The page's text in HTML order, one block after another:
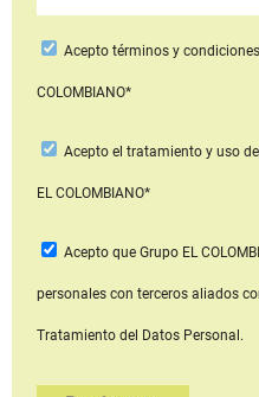
Aceptotérminos y
COLOMBIANO*
Acepto el tratamiento y uso
EL COLOMBIANO*
Acepto que Grupo EL
personales con terceros aliados
Tratamiento del Datos Personal.